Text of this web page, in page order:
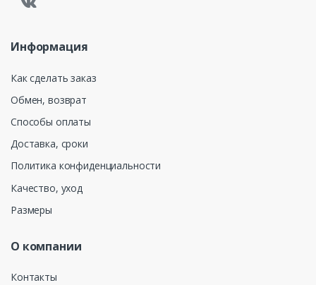
Информация
Как сделать заказ
Обмен, возврат
Способы оплаты
Доставка, сроки
Политика конфиденциальности
Качество, уход
Размеры
О компании
Контакты